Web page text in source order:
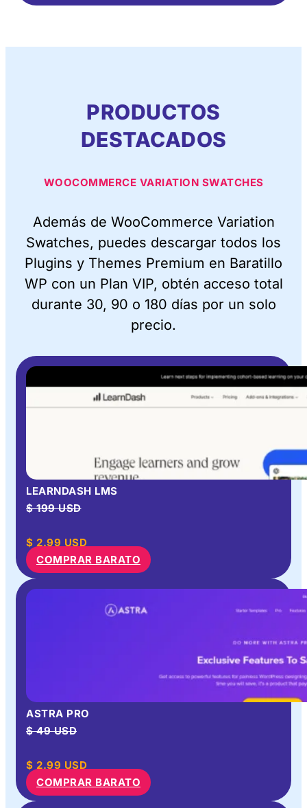
PRODUCTOS
DESTACADOS
WOOCOMMERCE VARIATION SWATCHES
Además de WooCommerce Variation
Swatches, puedes descargar todos los
Plugins y Themes Premium en Baratillo
WP con un Plan VIP, obtén acceso total
durante 30, 90 o 180 días por un solo
precio.
LEARNDASH LMS
$ 199 USD
$ 2.99 USD
COMPRAR BARATO
ASTRA PRO
$ 49 USD
$ 2.99 USD
COMPRAR BARATO